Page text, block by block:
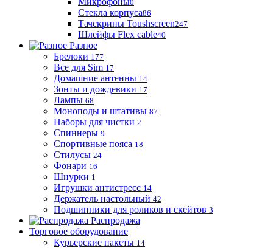
0
Стекла корпуса86
Тачскрины Toushscreen247
Шлейфы Flex cable40
Разное
Брелоки 177
Все для Sim 17
Домашние антенны 14
Зонты и дождевики 17
Лампы 68
Моноподы и штативы 87
Наборы для чистки 2
Спиннеры 9
Спортивные пояса 18
Стилусы 24
Фонари 16
Шнурки 1
Игрушки антистресс 14
Держатель настольный 42
Подшипники для роликов и скейтов 3
Распродажа
Торговое оборудование
Курьерские пакеты 14